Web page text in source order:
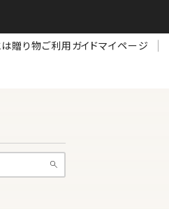
贈り物ご利用ガイドマイページ